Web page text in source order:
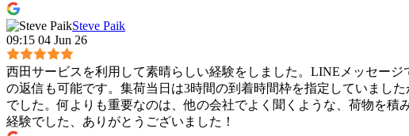
Steve Paik
09:15 04 Jun 26
西田サービスを利用して素晴らしい経験をしました。LINEメッセー
の返信も可能です。集荷当日は3時間の到着時間枠を指定していまし
でした。何よりも重要なのは、他の会社でよく聞くような、荷物を
経験でした、ありがとうございました！